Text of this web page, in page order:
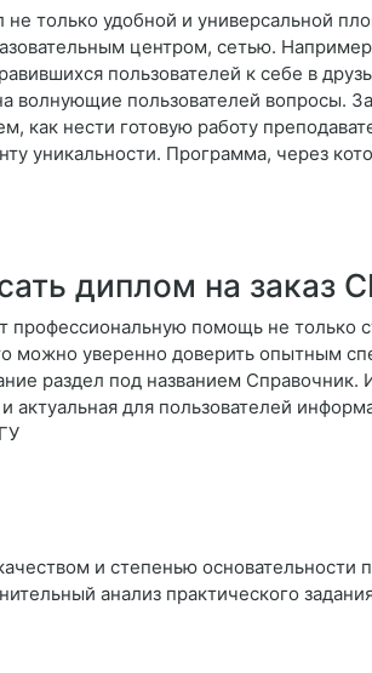
только удобной и универсальной
центром, сетью.
пользователей к себе в
волнующие пользователей вопросы.
как нести готовую работу
уникальности. Программа, через
диплом на заказ
профессиональную помощь не только
можно уверенно доверить опытным
раздел под названием Справочник.
актуальная для пользователей
и степенью
анализ практического